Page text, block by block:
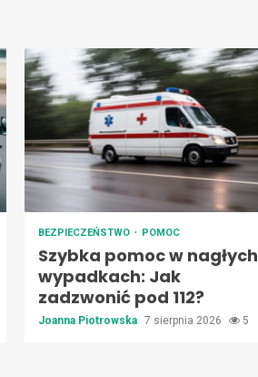
BEZPIECZEŃSTWO POMOC
Szybka pomoc w nagłych
wypadkach: Jak
zadzwonić pod 112?
Joanna Piotrowska 7 sierpnia 2026 5